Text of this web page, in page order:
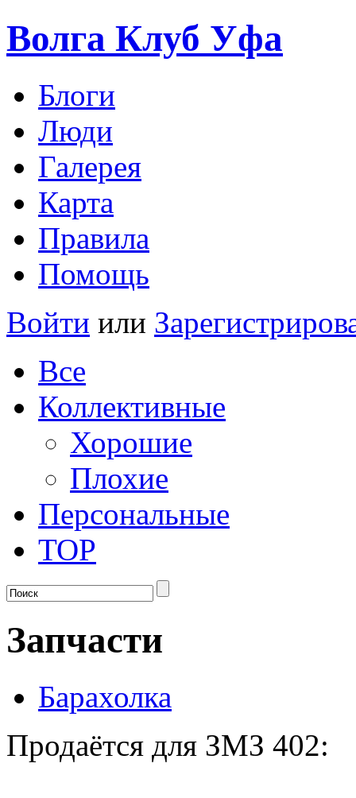
Волга Клуб Уфа
Блоги
Люди
Галерея
Карта
Правила
Помощь
Войти или
Все
Коллективные
Хорошие
Плохие
Персональные
TOP
Запчасти
Барахолка
Продаётся для ЗМЗ 402: